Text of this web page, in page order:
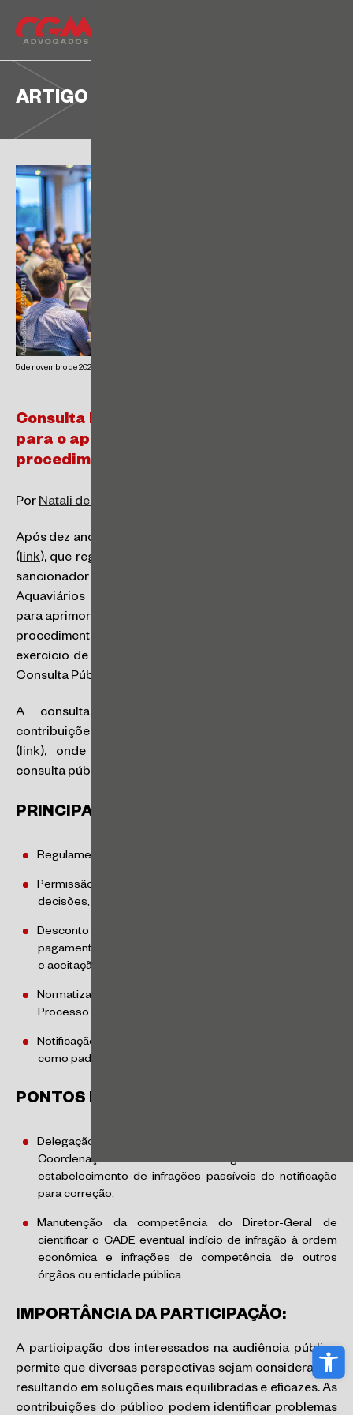
ARTIGO
5 de novembro de 2024
Consulta Pública n° 12/2024 da ANTAQ
para o aprimoramento normativo dos
procedimentos de fiscalização e sanção
PorNatali de Vicente Santos Kapulskis
Após dez anos da vigência da Resolução n° 3259/2014
(link), que regulamenta a fiscalização e o procedimento
sancionador na Agência Nacional de Transportes
Aquaviários (ANTAQ), a agência iniciou discussões
para aprimorar a proposta normativa que estabelece os
procedimentos administrativos decorrentes do
exercício de suas atividades de fiscalização através da
Consulta Pública n° 12/2024 (
A consulta estará aberta até 20.11.2024. As
contribuições podem ser enviadas pelo site da ANTAQ
(link), onde está disponível a proposta (
consulta pública.
PRINCIPAIS NOVIDADES:
Regulamentação extensiva das medidas cautelares;
Permissão de oposição de embargos contra quaisquer
decisões, não somente decisões da Diretoria;
Desconto de 30% do valor da multa, na hipótese de
pagamento quando da notificação de primeira instância
e aceitação da decisão de subsistência da infração.
Normatização da garantia de Revisão, prevista na Lei de
Processo Administrativo Lei n° 9784/1999.
Notificação dos atos processuais de forma eletrônica,
como padrão.
PONTOS DE ATENÇÃO:
Delegação para Superintendência de Fiscalização e
Coordenação das Unidades Regionais – SFC o
estabelecimento de infrações passíveis de notificação
para correção.
Manutenção da competência do Diretor-Geral de
cientificar o CADE eventual indício de infração à ordem
econômica e infrações de competência de outros
órgãos ou entidade pública.
IMPORTÂNCIA DA PARTICIPAÇÃO:
A participação dos interessados na audiência pública
permite que diversas perspectivas sejam consideradas,
resultando em soluções mais equilibradas e eficazes. As
contribuições do público podem identificar problemas